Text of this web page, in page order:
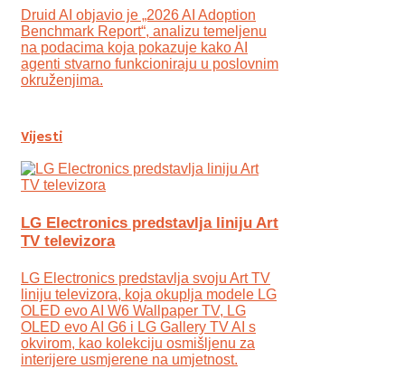
Druid AI objavio je „2026 AI Adoption
Benchmark Report“, analizu temeljenu
na podacima koja pokazuje kako AI
agenti stvarno funkcioniraju u poslovnim
okruženjima.
Vijesti
LG Electronics predstavlja liniju Art
TV televizora
LG Electronics predstavlja svoju Art TV
liniju televizora, koja okuplja modele LG
OLED evo AI W6 Wallpaper TV, LG
OLED evo AI G6 i LG Gallery TV AI s
okvirom, kao kolekciju osmišljenu za
interijere usmjerene na umjetnost.